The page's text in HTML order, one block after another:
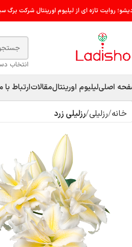
روایت تازه ای از لیلیوم اورینتال شرکت برگ
انتخاب
اصلیلیلیوم اورینتالمقالاتارتباط با
خانه رزلیلی رزلیلی زرد